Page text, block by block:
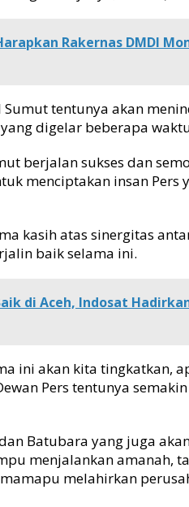
Rakernas DMDI
Sumut tentunya akan
digelar beberapa
berjalan sukses dan
menciptakan insan Pers
kasih atas sinergitas
baik selama ini.
di Aceh, Indosat
ini akan kita tingkatkan,
Pers tentunya
Batubara yang juga
menjalankan amanah,
melahirkan